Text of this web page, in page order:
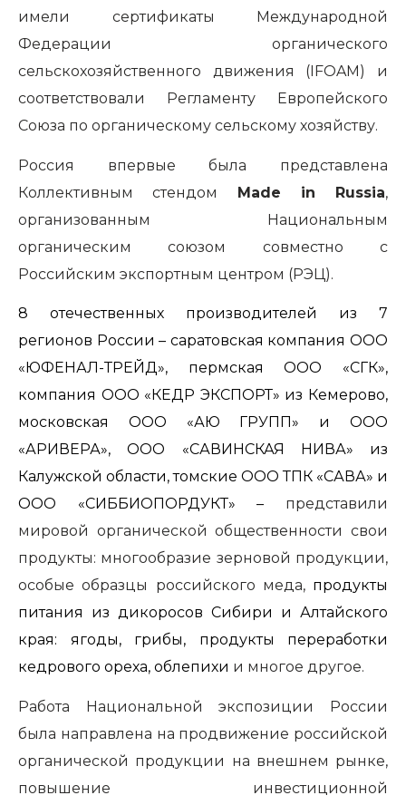
имели сертификаты Международной
Федерации органического
сельскохозяйственного движения ( IFOAM ) и
соответствовали Регламенту Европейского
Союза по органическому сельскому хозяйству.
Россия впервые была представлена
Коллективным стендом Made in Russia,
организованным Национальным
органическим союзом совместно с
Российским экспортным центром (РЭЦ).
8 отечественных производителей из 7
регионов России – саратовская компания ООО
«ЮФЕНАЛ-ТРЕЙД», пермская ООО «СГК»,
компания ООО «КЕДР ЭКСПОРТ» из Кемерово,
московская ООО «АЮ ГРУПП» и ООО
«АРИВЕРА», ООО «САВИНСКАЯ НИВА» из
Калужской области, томские ООО ТПК «САВА» и
ООО «СИББИОПОРДУКТ» – представили
мировой органической общественности свои
продукты: многообразие зерновой продукции,
особые образцы российского меда, продукты
питания из дикоросов Сибири и Алтайского
края: ягоды, грибы, продукты переработки
кедрового ореха, облепихи и многое другое.
Работа Национальной экспозиции России
была направлена на продвижение российской
органической продукции на внешнем рынке,
повышение инвестиционной